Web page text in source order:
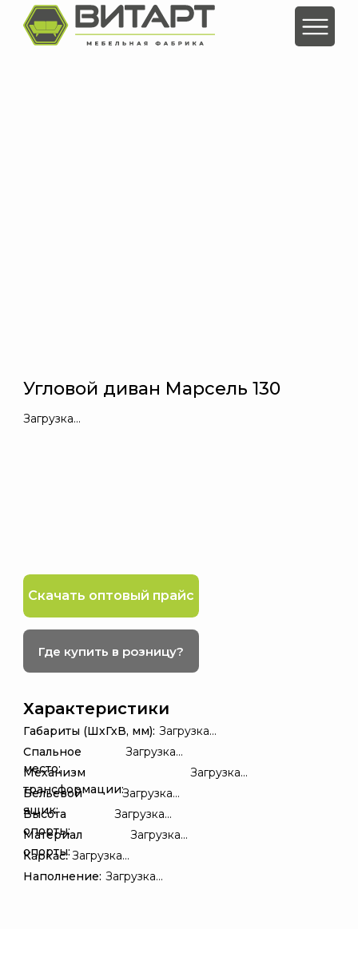
Загрузка...
Угловой диван Марсель 130
Где купить в розницу?
Скачать оптовый прайс
Габариты (ШхГхВ, мм): Загрузка...
Загрузка...
Спальное
место:
Загрузка...
Механизм
трансформации:Загрузка...
Бельевой
ящик:
Загрузка...
Высота
опорты:
Загрузка...
Материал
опорты:
Загрузка...
Наполнение:
Каркас: Загрузка...
Характеристики